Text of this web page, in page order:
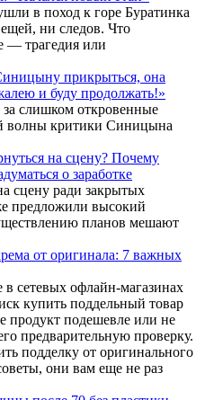
в поход к горе Буратинка
ни следов. Что
— трагедия или
прикрыться, она
и буду продолжать!»
слишком откровенные
волны критики Синицына
на сцену? Почему
о заработке
сцену ради закрытых
предложили высокий
планов мешают
от оригинала: 7 важных
сетевых офлайн-магазинах
купить поддельный товар
продукт подешевле или не
предварительную проверку.
подделку от оригинального
они вам еще не раз